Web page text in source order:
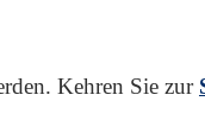
Kehren Sie zur